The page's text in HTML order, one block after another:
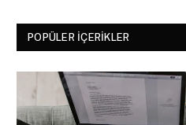
POPÜLER İÇERIKLER